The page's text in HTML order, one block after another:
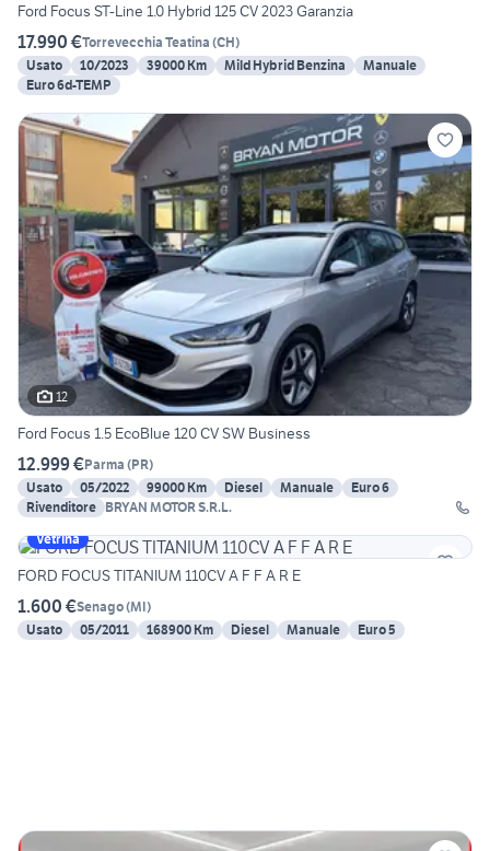
Ford Focus ST-Line 1.0 Hybrid 125 CV 2023 Garanzia
17.990 €Torrevecchia Teatina (CH)
Usato
10/2023 39000 Km Mild Hybrid Benzina
Manuale
Euro 6d-TEMP
12
Ford Focus 1.5 EcoBlue 120 CV SW Business
12.999 €Parma (PR)
Usato
05/2022 99000 Km Diesel Manuale
Euro 6
Rivenditore BRYAN MOTOR S.R.L.
Vetrina
FORD FOCUS TITANIUM 110CV A F F A R E
1.600 €Senago(MI)
Usato
05/2011 168900 Km Diesel Manuale Euro 5